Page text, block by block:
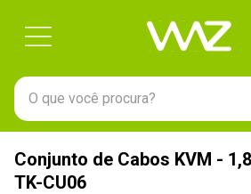
O que você procura?
Conjunto de Cabos KVM -
TK-CU06
1º
gabinete